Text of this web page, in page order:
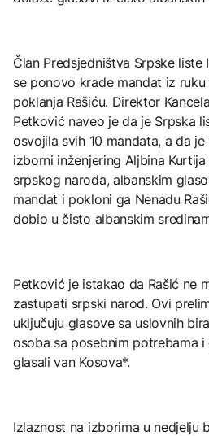
Član Predsjedništva Srpske
se ponovo krade mandat iz
poklanja Rašiću. Direktor
Petković naveo je da je Srpska
osvojila svih 10 mandata, a da
izborni inženjering Aljbina
srpskog naroda, albanskim
mandat i pokloni ga Nenadu
dobio u čisto albanskim
Petković je istakao da Rašić ne
zastupati srpski narod. Ovi
uključuju glasove sa uslovnih
osoba sa posebnim potrebama
glasali van Kosova*.
Izlaznost na izborima u nedjelju